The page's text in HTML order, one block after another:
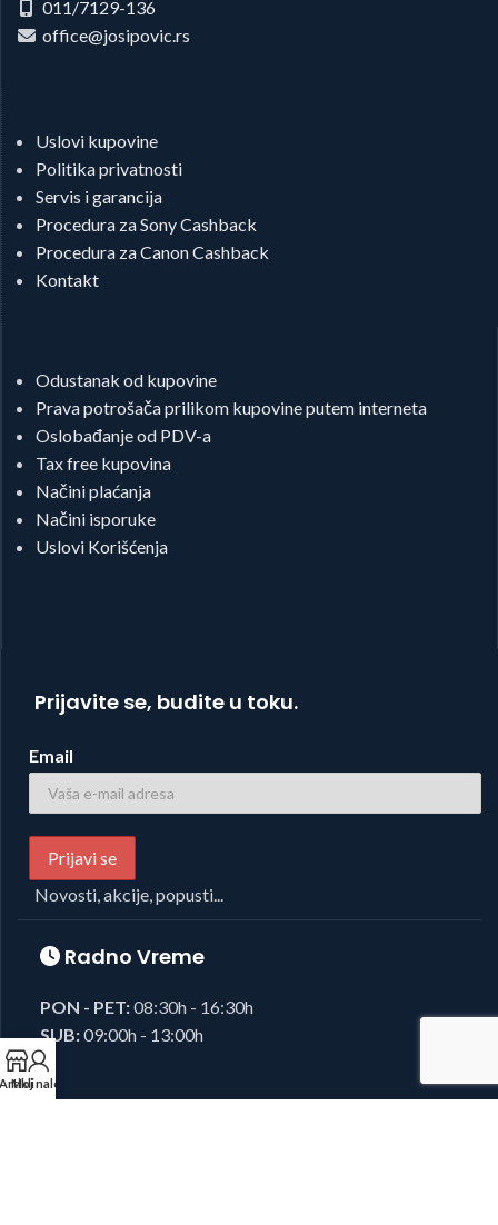
011/7129-136
office@josipovic.rs
Uslovi kupovine
Politika privatnosti
Servis i garancija
Procedura za Sony Cashback
Procedura za Canon Cashback
Kontakt
Odustanak od kupovine
Prava potrošača prilikom kupovine putem interneta
Oslobađanje od PDV-a
Tax free kupovina
Načini plaćanja
Načini isporuke
Uslovi Korišćenja
Prijavite se, budite u toku.
Email
Novosti, akcije, popusti...
Radno Vreme
PON - PET:08:30h - 16:30h
SUB:09:00h - 13:00h
Artikli
Moj nalog